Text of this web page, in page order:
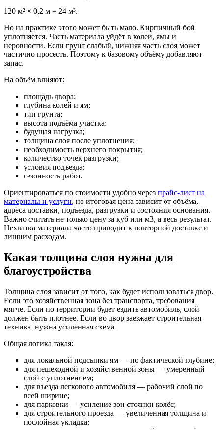
120 м² × 0,2 м = 24 м³.
Но на практике этого может быть мало. Кирпичный бой
уплотняется. Часть материала уйдёт в колеи, ямы и
неровности. Если грунт слабый, нижняя часть слоя может
частично просесть. Поэтому к базовому объёму добавляют
запас.
На объём влияют:
площадь двора;
глубина колей и ям;
тип грунта;
высота подъёма участка;
будущая нагрузка;
толщина слоя после уплотнения;
необходимость верхнего покрытия;
количество точек разгрузки;
условия подъезда;
сезонность работ.
Ориентироваться по стоимости удобно через прайс-лист на
материалы и услуги, но итоговая цена зависит от объёма,
адреса доставки, подъезда, разгрузки и состояния основания.
Важно считать не только цену за куб или м3, а весь результат.
Нехватка материала часто приводит к повторной доставке и
лишним расходам.
Какая толщина слоя нужна для
благоустройства
Толщина слоя зависит от того, как будет использоваться двор.
Если это хозяйственная зона без транспорта, требования
мягче. Если по территории будет ездить автомобиль, слой
должен быть плотнее. Если во двор заезжает строительная
техника, нужна усиленная схема.
Общая логика такая:
для локальной подсыпки ям — по фактической глубине;
для пешеходной и хозяйственной зоны — умеренный
слой с уплотнением;
для въезда легкового автомобиля — рабочий слой по
всей ширине;
для парковки — усиление зон стоянки колёс;
для строительного проезда — увеличенная толщина и
послойная укладка;